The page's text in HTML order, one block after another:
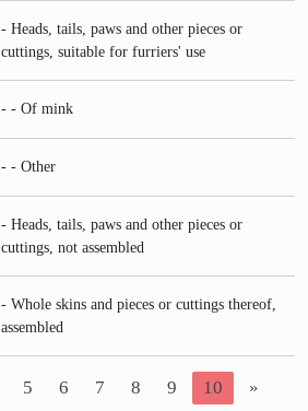
- Heads, tails, paws and other pieces or
cuttings, suitable for furriers' use
- - Of mink
- - Other
- Heads, tails, paws and other pieces or
cuttings, not assembled
- Whole skins and pieces or cuttings thereof,
assembled
5 6 7 8 9 10 »